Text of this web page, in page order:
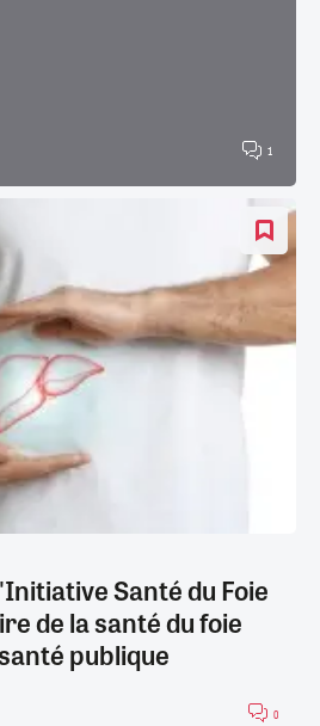
1
Santé du Foie
de la santé du foie
publique
0